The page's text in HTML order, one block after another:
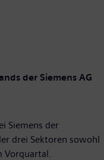
der Siemens AG
Siemens der
drei Sektoren sowohl
Vorquartal.